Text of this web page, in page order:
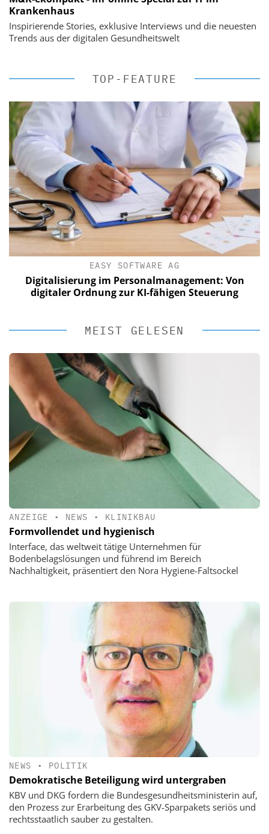
Krankenhaus
Inspirierende Stories, exklusive Interviews und die neuesten
Trends aus der digitalen Gesundheitswelt
TOP-FEATURE
EASY SOFTWARE AG
Digitalisierung im Personalmanagement: Von
digitaler Ordnung zur KI-fähigen Steuerung
MEIST GELESEN
ANZEIGE • NEWS • KLINIKBAU
Formvollendet und hygienisch
Interface, das weltweit tätige Unternehmen für
Bodenbelagslösungen und führend im Bereich
Nachhaltigkeit, präsentiert den Nora Hygiene-Faltsockel
NEWS • POLITIK
Demokratische Beteiligung wird untergraben
KBV und DKG fordern die Bundesgesundheitsministerin auf,
den Prozess zur Erarbeitung des GKV-Sparpakets seriös und
rechtsstaatlich sauber zu gestalten.